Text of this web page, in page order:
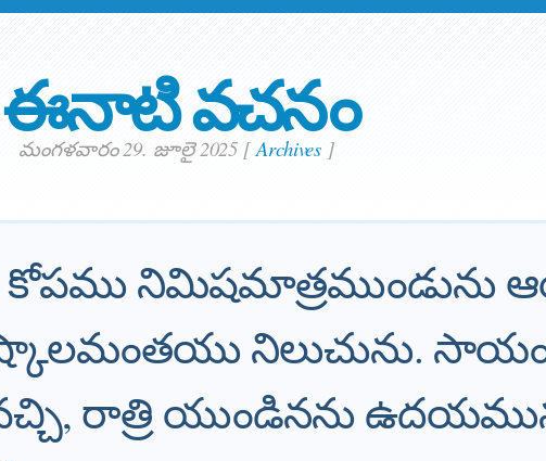
ఈనాటి వచనం
మంగళవారం 29. జూలై 2025 [Archives ]
నిమిషమాత్రముండును
నిలుచును.
రాత్రి యుండినను